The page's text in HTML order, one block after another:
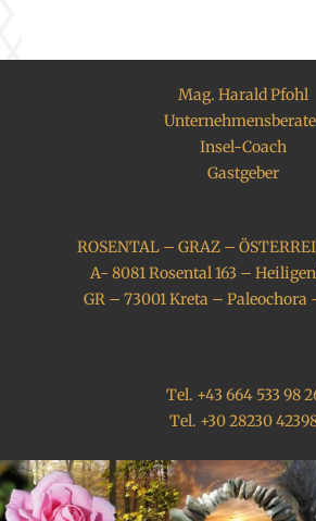
Mag. Harald Pfohl
Insel-Coach
Gastgeber
ROSENTAL – GRAZ –
A- 8081 Rosental 163 –
GR – 73001 Kreta – Paleochora
Tel. +43 664 533 98
Tel. +30 28230